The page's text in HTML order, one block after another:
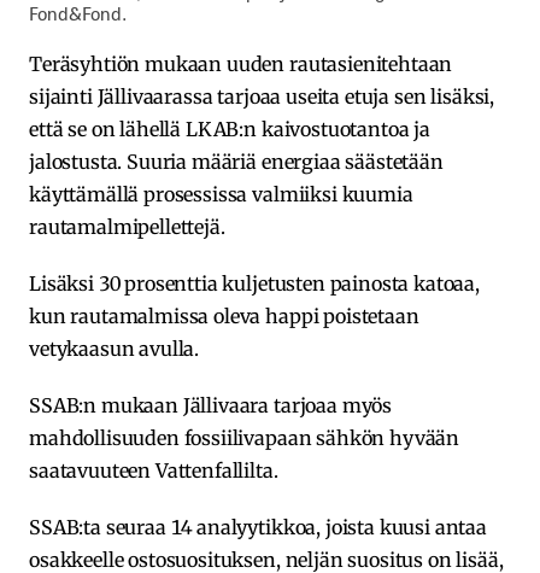
Fond&Fond.
Teräsyhtiön mukaan uuden rautasienitehtaan
sijainti Jällivaarassa tarjoaa useita etuja sen lisäksi,
että se on lähellä LKAB:n kaivostuotantoa ja
jalostusta. Suuria määriä energiaa säästetään
käyttämällä prosessissa valmiiksi kuumia
rautamalmipellettejä.
Lisäksi 30 prosenttia kuljetusten painosta katoaa,
kun rautamalmissa oleva happi poistetaan
vetykaasun avulla.
SSAB:n mukaan Jällivaara tarjoaa myös
mahdollisuuden fossiilivapaan sähkön hyvään
saatavuuteen Vattenfallilta.
SSAB:ta seuraa 14 analyytikkoa, joista kuusi antaa
osakkeelle ostosuosituksen, neljän suositus on lisää,